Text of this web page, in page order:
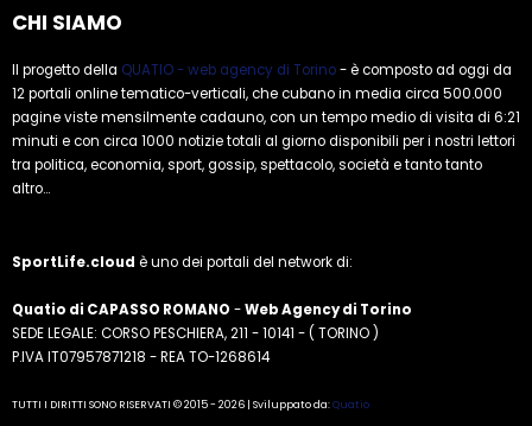
CHI SIAMO
Il progetto della QUATIO - web agency di Torino- è composto ad oggi da
12 portali online tematico-verticali, che cubano in media circa 500.000
pagine viste mensilmente cadauno, con un tempo medio di visita di 6:21
minuti e con circa 1000 notizie totali al giorno disponibili per i nostri lettori
tra politica, economia, sport, gossip, spettacolo, società e tanto tanto
altro...
SportLife.cloud è uno dei portali del network di:
Quatio di CAPASSO ROMANO -Web Agency di Torino
SEDE LEGALE: CORSO PESCHIERA, 211 - 10141 - ( TORINO )
P.IVA IT07957871218 - REA TO-1268614
TUTTI I DIRITTI SONO RISERVATI © 2015 - 2026 | Sviluppato da:Quatio